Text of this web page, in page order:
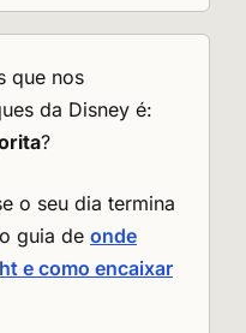
que nos
da Disney é:
?
o seu dia termina
guia de onde
e como encaixar